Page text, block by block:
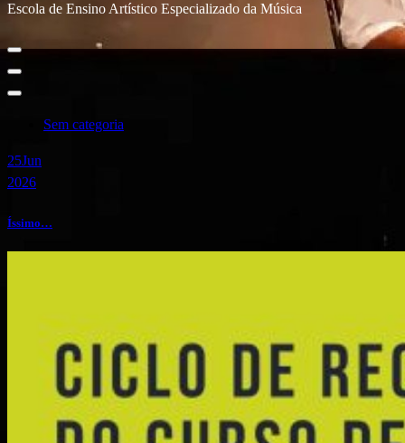
Escola de Ensino Artístico Especializado da Música
Sem categoria
25Jun
2026
Íssimo…